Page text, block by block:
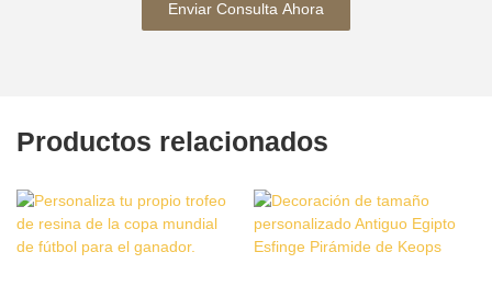
Enviar Consulta Ahora
Productos relacionados